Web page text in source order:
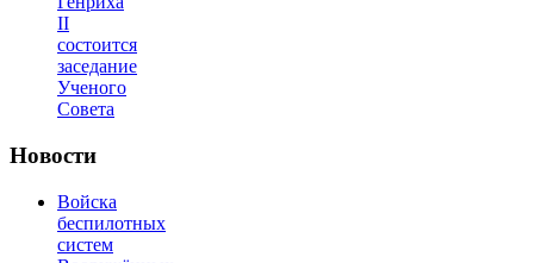
II
состоится
заседание
Ученого
Совета
Новости
Войска
беспилотных
систем